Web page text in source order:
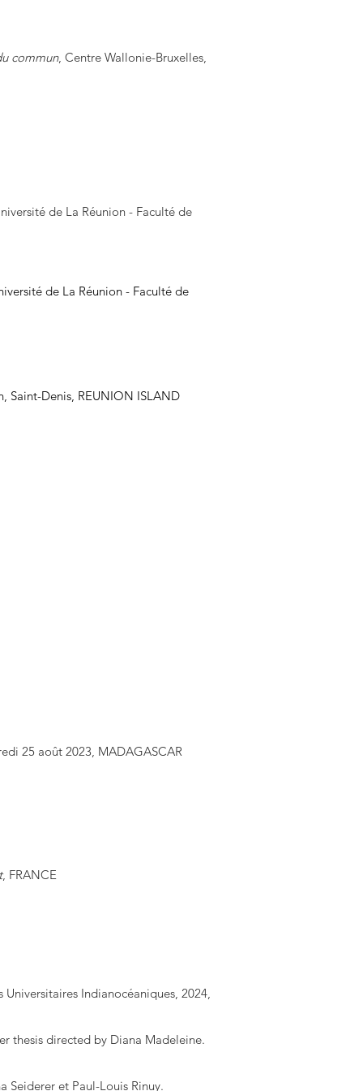
commun, Centre Wallonie-Bruxelles,
de La Réunion - Faculté de
de La Réunion - Faculté de
Saint-Denis, REUNION ISLAND
25 août 2023, MADAGASCAR
, FRANCE
Universitaires Indianocéaniques, 2024,
thesis directed by Diana Madeleine.
Seiderer et Paul-Louis Rinuy.